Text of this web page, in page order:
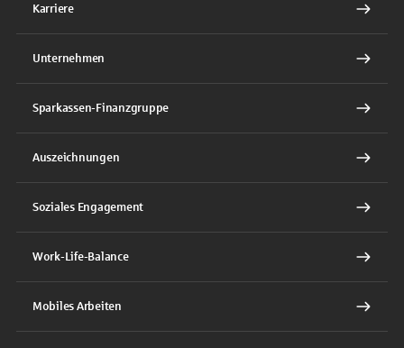
Karriere
Unternehmen
Sparkassen-Finanzgruppe
Auszeichnungen
Soziales Engagement
Work-Life-Balance
Mobiles Arbeiten